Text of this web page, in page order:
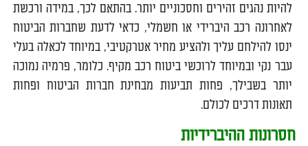
להיות נהגים זהירים וחסכוניים יותר. בהתאם לכך, במידה ורכשת
לאחרונה רכב היברידי או חשמלי, כדאי לדעת שחברות הביטוח
ינסו להילחם עליך ולהציע מחיר אטרקטיבי, במיוחד לכאלה בעלי
עבר נקי ובמיוחד לרוכשי ביטוח רכב מקיף. כלומר, פרמיה נמוכה
יותר בשבילך, פחות תביעות מבחינת חברות הביטוח ופחות
תאונות דרכים לכולם.
חסרונות ההיברידיות